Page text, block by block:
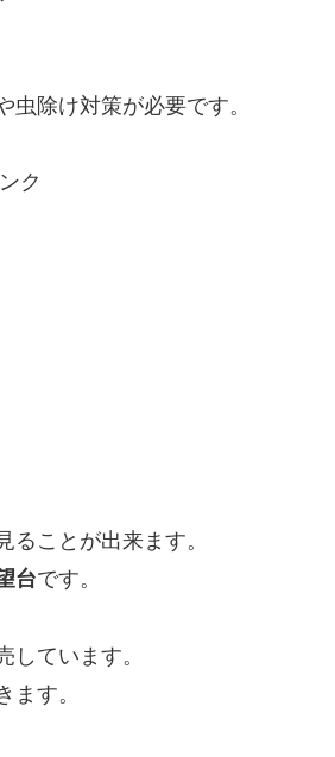
除け対策が必要です。
ク
ことが出来ます。
台です。
ています。
す。